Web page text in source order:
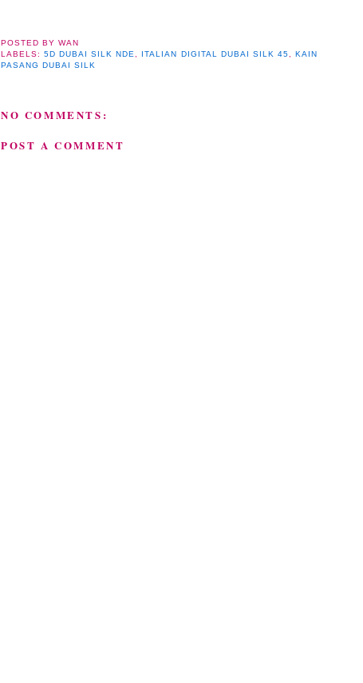
POSTED BYWAN
LABELS:5D DUBAI SILK NDE ITALIAN DIGITAL DUBAI SILK 45
KAIN
PASANG DUBAI SILK
NO COMMENTS:
POST A COMMENT